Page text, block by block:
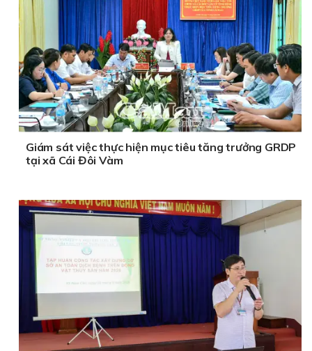
Giám sát việc thực hiện mục tiêu tăng trưởng GRDP
tại xã Cái Đôi Vàm